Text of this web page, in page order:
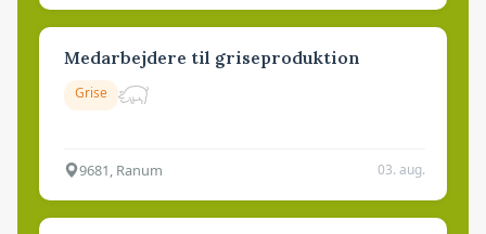
Medarbejdere til griseproduktion
Grise
9681, Ranum 03. aug.